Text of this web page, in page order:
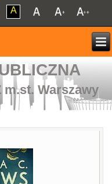
A
m.st. Warszawy